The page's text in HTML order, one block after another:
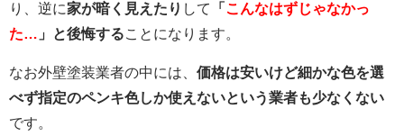
り、逆に家が暗く見えたり して 「 こんなはずじゃなかっ
た… 」と後悔することになります。
なお外壁塗装業者の中には、 価格は安いけど細かな色を選
べず指定のペンキ色しか使えないという業者も少なくない
です。